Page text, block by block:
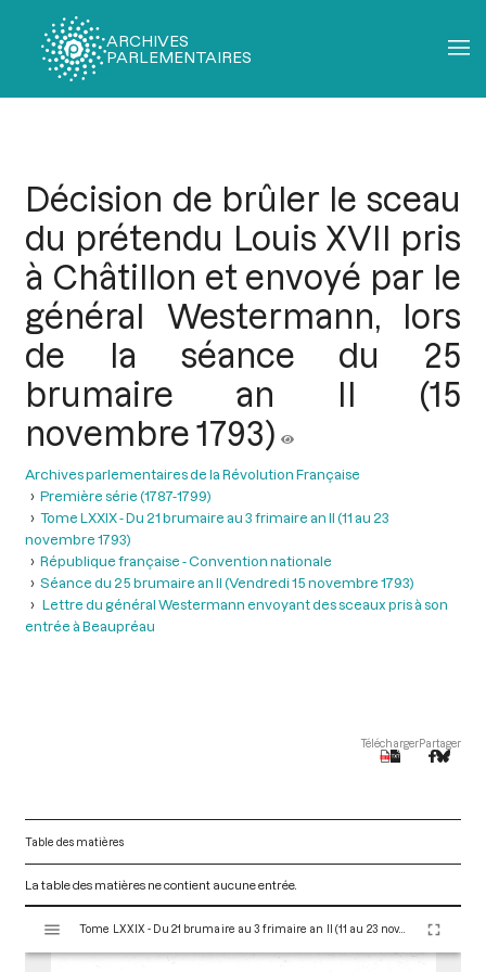
ARCHIVES
PARLEMENTAIRES
Décision de brûler le sceau
du prétendu Louis XVII pris
à Châtillon et envoyé par le
général Westermann, lors
de la séance du 25
brumaire an II (15
novembre 1793)
Archives parlementaires de la Révolution Française
Première série (1787-1799)
Tome LXXIX - Du 21 brumaire au 3 frimaire an II (11 au 23
novembre 1793)
République française - Convention nationale
Séance du 25 brumaire an II (Vendredi 15 novembre 1793)
Lettre du général Westermann envoyant des sceaux pris à son
entrée à Beaupréau
TéléchargerPartager
Table des matières
La table des matières ne contient aucune entrée.
s
Tome LXXIX - Du 21 brumaire au 3 frimaire an II (11 au 23 novembre 1793)